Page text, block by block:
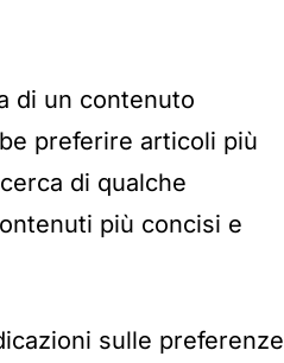
di un contenuto
preferire articoli più
di qualche
più concisi e
sulle preferenze